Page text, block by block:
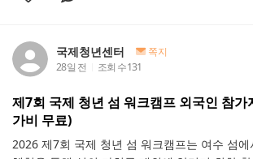
국제청년센터
쪽지
28일 전
조회 수131
제7회 국제 청년 섬 워크캠프 외국인 참
가비 무료)
2026 제7회 국제 청년 섬 워크캠프는 여수 섬